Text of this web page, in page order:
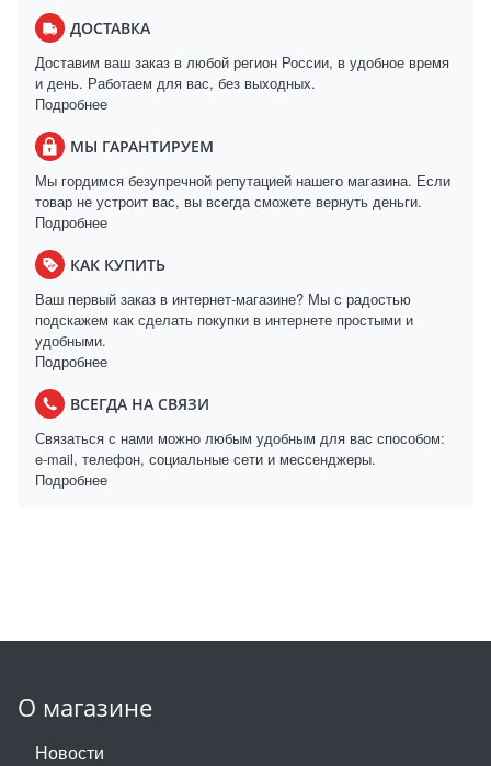
ДОСТАВКА
Доставим ваш заказ в любой регион России, в удобное время
и день. Работаем для вас, без выходных.
Подробнее
МЫ ГАРАНТИРУЕМ
Мы гордимся безупречной репутацией нашего магазина. Если
товар не устроит вас, вы всегда сможете вернуть деньги.
Подробнее
КАК КУПИТЬ
Ваш первый заказ в интернет-магазине? Мы с радостью
подскажем как сделать покупки в интернете простыми и
удобными.
Подробнее
ВСЕГДА НА СВЯЗИ
Связаться с нами можно любым удобным для вас способом:
e-mail, телефон, социальные сети и мессенджеры.
Подробнее
О магазине
Новости